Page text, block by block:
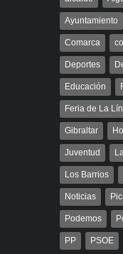
Ayuntamiento
Comarca
Deportes
Educación
Feria de La
Gibraltar
Juventud
Los Barrios
Noticias
Podemos
PP PSOE